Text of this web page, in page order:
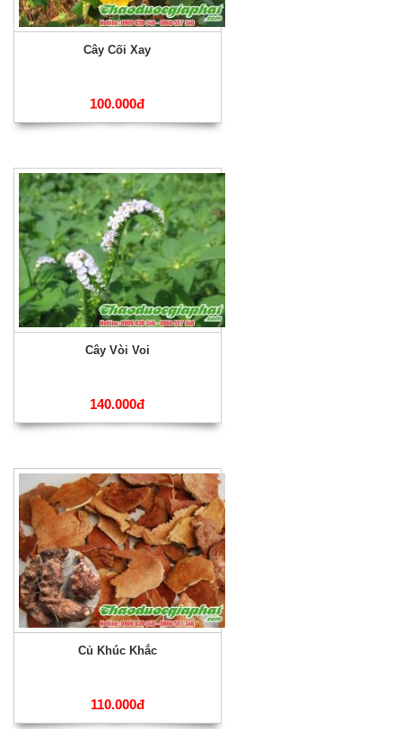
Cây Cối Xay
100.000đ
Cây Vòi Voi
140.000đ
Củ Khúc Khắc
110.000đ